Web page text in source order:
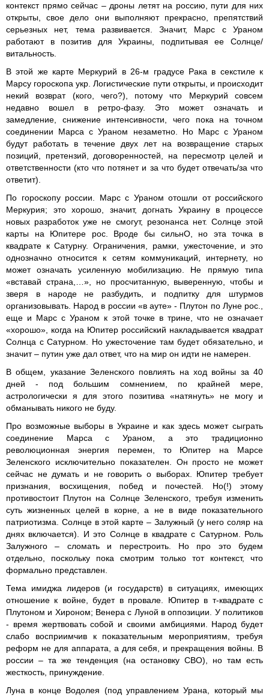
контекст прямо сейчас – дроны летят на россию, пути для них
открыты, свое дело они выполняют прекрасно, препятствий
серьезных нет, тема развивается. Значит, Марс с Ураном
работают в позитив для Украины, подпитывая ее Солнце/
витальность.
В этой же карте Меркурий в 26-м градусе Рака в секстиле к
Марсу гороскопа укр. Логистические пути открыты, и происходит
некий возврат (кого, чего?), потому что Меркурий совсем
недавно вошел в ретро-фазу. Это может означать и
замедление, снижение интенсивности, чего пока на точном
соединении Марса с Ураном незаметно. Но Марс с Ураном
будут работать в течение двух лет на возвращение старых
позиций, претензий, договоренностей, на пересмотр целей и
ответственности (кто что потянет и за что будет отвечать/за что
ответит).
По гороскопу россии. Марс с Ураном отошли от российского
Меркурия; это хорошо, значит, догнать Украину в процессе
новых разработок уже не смогут, резонанса нет. Солнце этой
карты на Юпитере рос. Вроде бы сильнО, но эта точка в
квадрате к Сатурну. Ограничения, рамки, ужесточение, и это
однозначно относится к сетям коммуникаций, интернету, но
может означать усиленную мобилизацию. Не прямую типа
«вставай страна,…», но просчитанную, выверенную, чтобы и
зверя в народе не разбудить, и подпитку для штурмов
организовывать. Народ в россии «в ауте» - Плутон по Луне рос.,
еще и Марс с Ураном к этой точке в трине, что не означает
«хорошо», когда на Юпитер российский накладывается квадрат
Солнца с Сатурном. Но ужесточение там будет обязательно, и
значит – путин уже дал ответ, что на мир он идти не намерен.
В общем, указание Зеленского повлиять на ход войны за 40
дней - под большим сомнением, по крайней мере,
астрологически я для этого позитива «натянуть» не могу и
обманывать никого не буду.
Про возможные выборы в Украине и как здесь может сыграть
соединение Марса с Ураном, а это традиционно
революционная энергия перемен, то Юпитер на Марсе
Зеленского исключительно показателен. Он просто не может
сейчас не думать и не говорить о выборах. Юпитер требует
признания, восхищения, побед и почестей. Но(!) этому
противостоит Плутон на Солнце Зеленского, требуя изменить
суть жизненных целей в корне, а не в виде показательного
патриотизма. Солнце в этой карте – Залужный (у него соляр на
днях включается). И это Солнце в квадрате с Сатурном. Роль
Залужного – сломать и перестроить. Но про это будем
отдельно, поскольку пока смотрим только тот контекст, что
формально представлен.
Тема имиджа лидеров (и государств) в ситуациях, имеющих
отношение к войне, будет в провале. Юпитер в т-квадрате с
Плутоном и Хироном; Венера с Луной в оппозиции. У политиков
- время жертвовать собой и своими амбициями. Народ будет
слабо восприимчив к показательным мероприятиям, требуя
реформ не для аппарата, а для себя, и прекращения войны. В
россии – та же тенденция (на остановку СВО), но там есть
жесткость, принуждение.
Луна в конце Водолея (под управлением Урана, который мы